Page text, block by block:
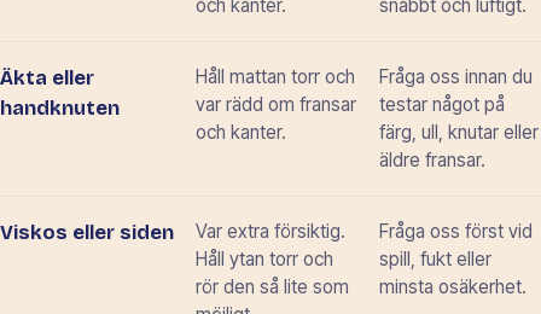
och kanter.
snabbt och luftigt.
Äkta eller
handknuten
Håll mattan torr och
var rädd om fransar
och kanter.
Fråga oss innan du
testar något på
färg, ull, knutar eller
äldre fransar.
Viskos eller siden
Var extra försiktig.
Håll ytan torr och
rör den så lite som
Fråga oss först vid
spill, fukt eller
minsta osäkerhet.